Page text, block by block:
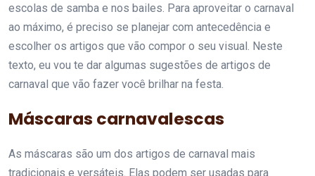
escolas de samba e nos bailes. Para aproveitar o carnaval
ao máximo, é preciso se planejar com antecedência e
escolher os artigos que vão compor o seu visual. Neste
texto, eu vou te dar algumas sugestões de artigos de
carnaval que vão fazer você brilhar na festa.
Máscaras carnavalescas
As máscaras são um dos artigos de carnaval mais
tradicionais e versáteis. Elas podem ser usadas para